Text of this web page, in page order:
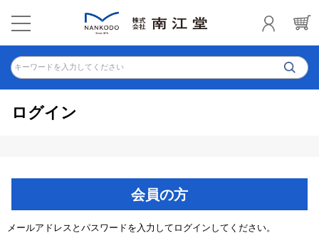
キーワードを入力してください
ログイン
会員の方
メールアドレスとパスワードを入力してログインしてください。